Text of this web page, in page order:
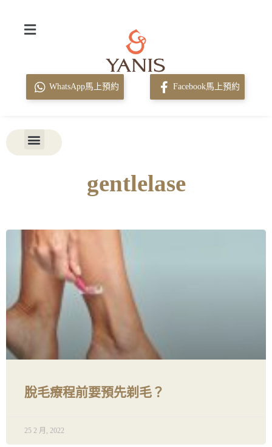
WhatsApp馬上預約 Facebook馬上預約
gentlelase
脫毛療程前要預先剃毛？
25 2 月, 2022